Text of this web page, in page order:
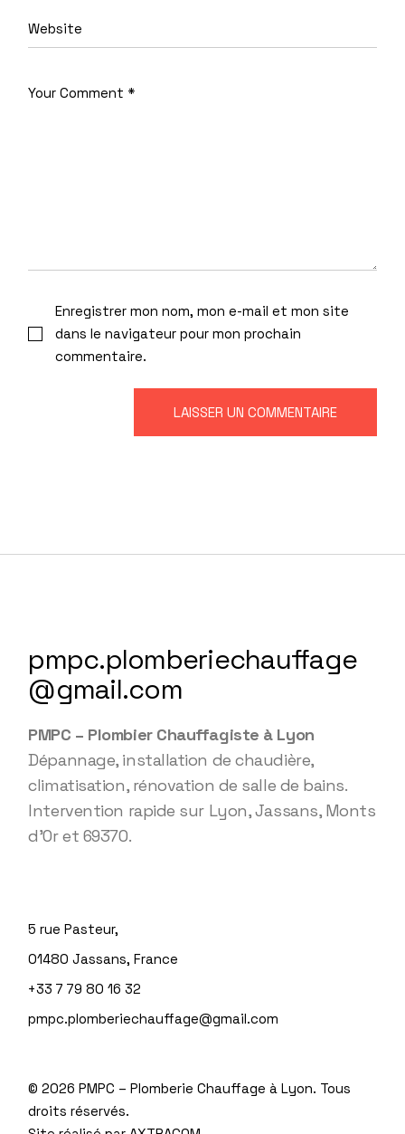
Enregistrer mon nom, mon e-mail et mon site
dans le navigateur pour mon prochain
commentaire.
LAISSER UN COMMENTAIRE
pmpc.plomberiechauffage
@gmail.com
PMPC – Plombier Chauffagiste à Lyon
Dépannage, installation de chaudière,
climatisation, rénovation de salle de bains.
Intervention rapide sur Lyon, Jassans, Monts
d’Or et 69370.
5 rue Pasteur,
01480 Jassans, France
+33 7 79 80 16 32
pmpc.plomberiechauffage@gmail.com
©2026 PMPC – Plomberie Chauffage à Lyon. Tous
droits réservés.